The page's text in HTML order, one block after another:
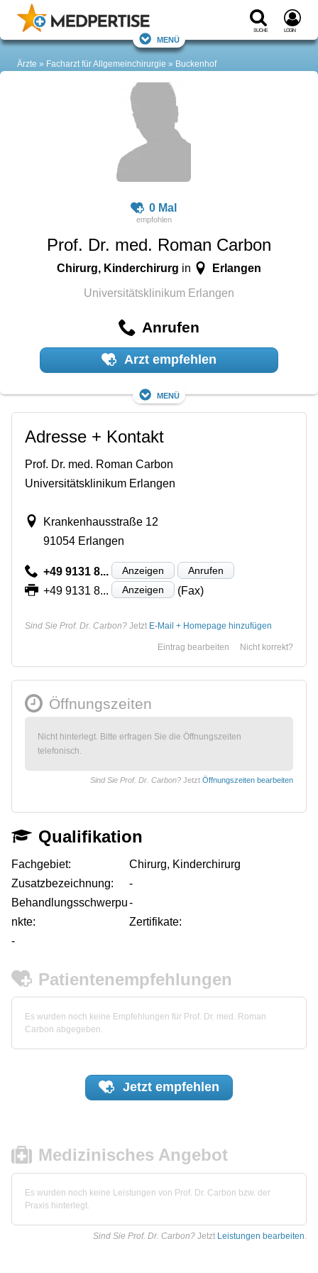
Suche Login
Menü
Ärzte Facharzt für Allgemeinchirurgie Buckenhof
0 Mal
Prof. Dr. med. Roman Carbon
Chirurg, Kinderchirurg in Erlangen
Universitätsklinikum Erlangen
Anrufen
Arzt empfehlen
Menü
Adresse + Kontakt
Prof. Dr. med. Roman Carbon
Universitätsklinikum Erlangen
Krankenhausstraße 12
91054 Erlangen
+49 9131 8... Anzeigen Anrufen
+49 9131 8... Anzeigen (Fax)
Sind Sie Prof. Dr. Carbon? Jetzt E-Mail + Homepage hinzufügen
Nicht korrekt?
Eintrag bearbeiten
Öffnungszeiten
Nicht hinterlegt. Bitte erfragen Sie die Öffnungszeiten
telefonisch.
Sind Sie Prof. Dr. Carbon? Jetzt Öffnungszeiten bearbeiten
Qualifikation
Fachgebiet:
Chirurg, Kinderchirurg
Zusatzbezeichnung:
-
Behandlungsschwerpu
nkte:
-
Zertifikate:
-
Patientenempfehlungen
Es wurden noch keine Empfehlungen für Prof. Dr. med. Roman
Carbon abgegeben.
Jetzt empfehlen
Medizinisches Angebot
Es wurden noch keine Leistungen von Prof. Dr. Carbon bzw. der
Praxis hinterlegt.
Sind Sie Prof. Dr. Carbon? Jetzt Leistungen bearbeiten.